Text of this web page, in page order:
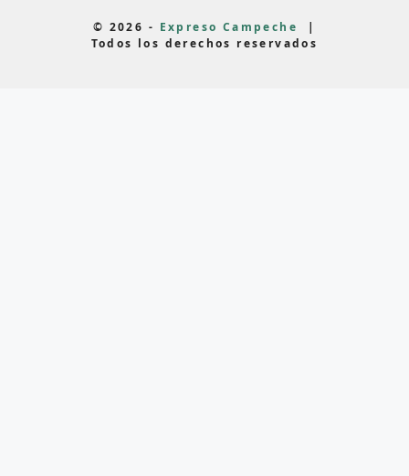
© 2026 - Expreso Campeche
|
Todos los derechos reservados